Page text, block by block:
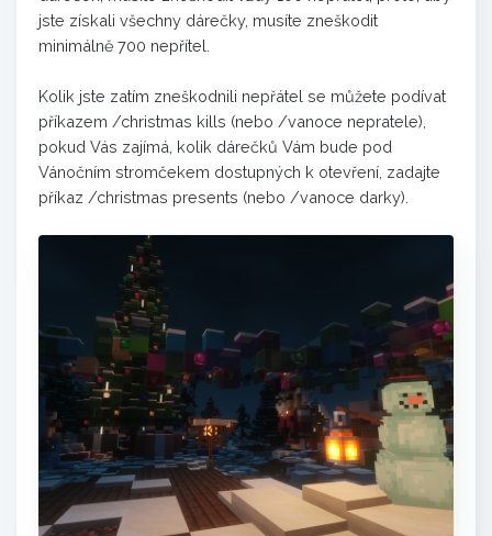
jste získali všechny dárečky, musíte zneškodit
minimálně 700 nepřítel.
Kolik jste zatím zneškodnili nepřátel se můžete podívat
příkazem /christmas kills (nebo /vanoce nepratele),
pokud Vás zajímá, kolik dárečků Vám bude pod
Vánočním stromčekem dostupných k otevření, zadajte
příkaz /christmas presents (nebo /vanoce darky).